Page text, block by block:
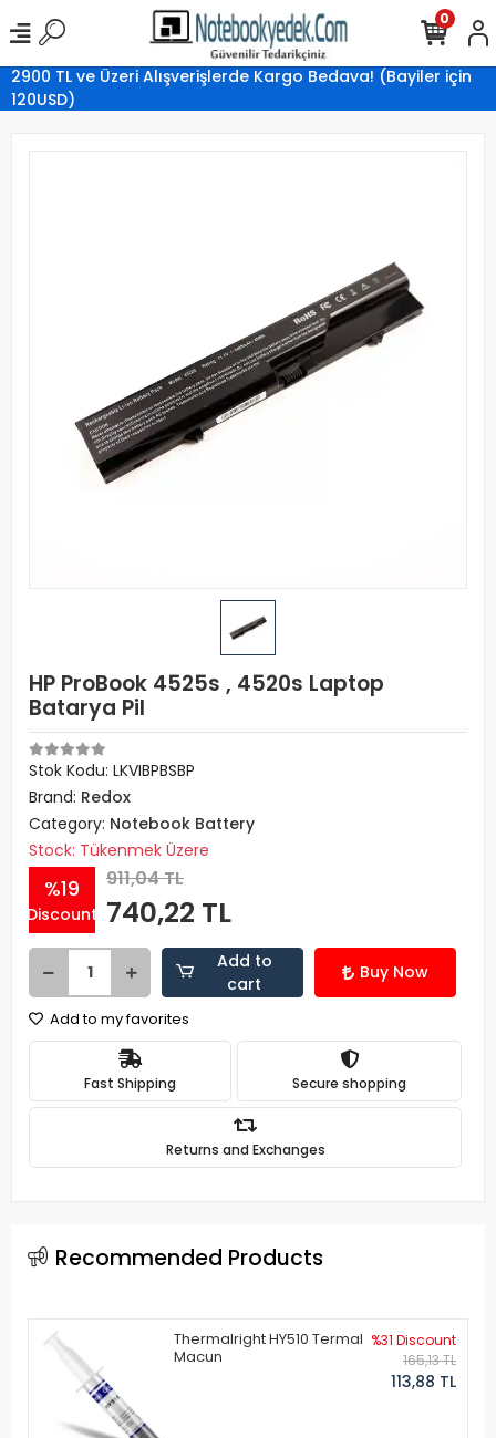
2900 TL ve Üzeri Alışverişlerde Kargo Bedava! (Bayiler için
120USD)
0
HP ProBook 4525s , 4520s Laptop
Batarya Pil
Stok Kodu: LKVIBPBSBP
Brand: Redox
Category: Notebook Battery
Stock: Tükenmek Üzere
%19
Discount
911,04 TL
740,22 TL
Add to
cart
Buy Now
Add to my favorites
Fast Shipping Secure shopping
Returns and Exchanges
Recommended Products
Thermalright HY510 Termal
Macun
%31 Discount
165,13 TL
113,88 TL